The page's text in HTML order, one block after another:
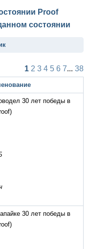
Proof
состоянии
1 2 3 4 5 6 7... 38
30 лет победы в
30 лет победы в